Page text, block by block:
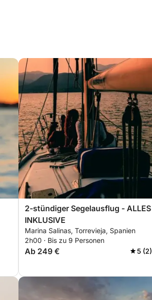
2-stündiger Segelausflug - ALLES
INKLUSIVE
Marina Salinas, Torrevieja, Spanien
2h00 · Bis zu 9 Personen
Ab 249 € 5 (2)